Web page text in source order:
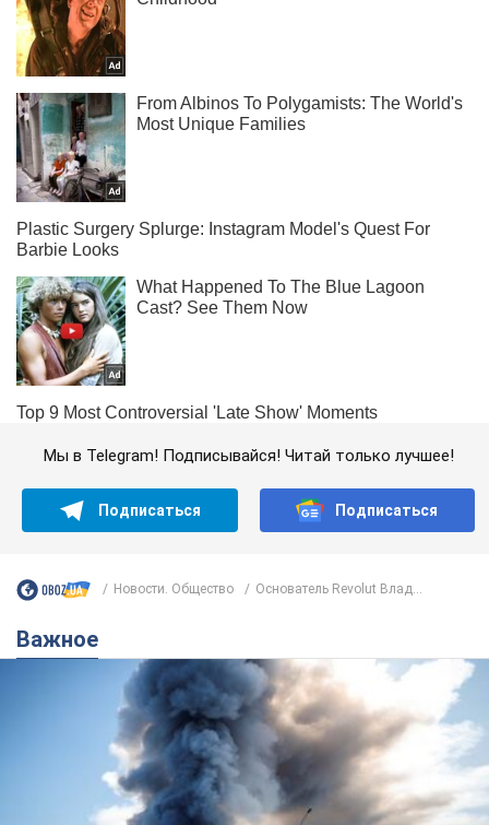
Мы в Telegram! Подписывайся! Читай только лучшее!
Подписаться Подписаться
Новости. Общество Основатель Revolut Влад...
Важное